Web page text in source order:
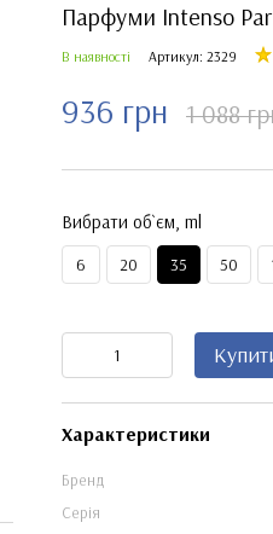
Парфуми Intenso
В наявності Артикул: 2329
936 грн 1 088
Вибрати об`єм, ml
6 20 35 50
Характеристики
Бренд
Серія